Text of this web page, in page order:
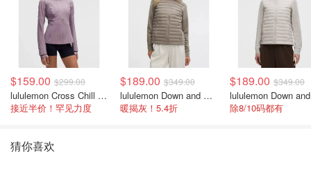
$159.00 $299.00
lululemon Cross Chill 女士运动外套
接近半价！罕见力度
$189.00 $349.00
lululemon Down and Around 羽绒夹克
暖揭灰！5.4折
$189.00 $349.00
除8/10码都有
猜你喜欢